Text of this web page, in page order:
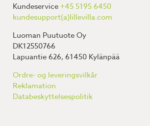
Kundeservice+45 5195 6450
kundesupport(a)lillevilla.com
Luoman Puutuote Oy
DK12550766
Lapuantie 626, 61450 Kylänpää
Ordre- og leveringsvilkår
Reklamation
Databeskyttelsespolitik